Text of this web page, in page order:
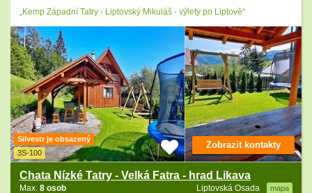
„Kemp Západní Tatry - Liptovský Mikuláš - výlety po Liptově“
Silvestr je obsazený
3S-100
Chata Nízké Tatry - Velká Fatra - hrad Likava
Liptovská Osada mapa
Max. 8 osob
Zobrazit kontakty